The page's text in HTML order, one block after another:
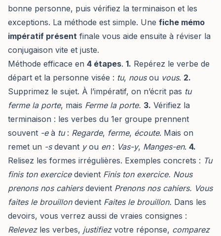
bonne personne, puis vérifiez la terminaison et les
exceptions. La méthode est simple. Une fiche mémo
impératif présent finale vous aide ensuite à réviser la
conjugaison vite et juste.
Méthode efficace en 4 étapes. 1. Repérez le verbe de
départ et la personne visée : tu, nousou vous. 2.
Supprimez le sujet. À l’impératif, on n’écrit pas tu
ferme la porte, mais Ferme la porte. 3. Vérifiez la
terminaison : les verbes du 1er groupe prennent
souvent -eà tu: Regarde, ferme, écoute. Mais on
remet un -sdevant you en: Vas-y, Manges-en. 4.
Relisez les formes irrégulières. Exemples concrets : Tu
finis ton exercicedevient Finis ton exercice. Nous
prenons nos cahiersdevient Prenons nos cahiers. Vous
faites le brouillondevient Faites le brouillon. Dans les
devoirs, vous verrez aussi de vraies consignes :
Relevezles verbes, justifiezvotre réponse, comparez